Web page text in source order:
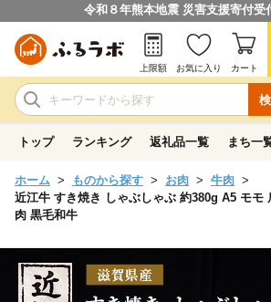
令和８年熊本地震 災害支援寄付受
上限額 お気に入り カート
トップ ランキング 返礼品一覧 まち一
ホーム ものから探す お肉
牛肉
近江牛 すき焼き しゃぶしゃぶ 約380g A5 モモ
肉 黒毛和牛